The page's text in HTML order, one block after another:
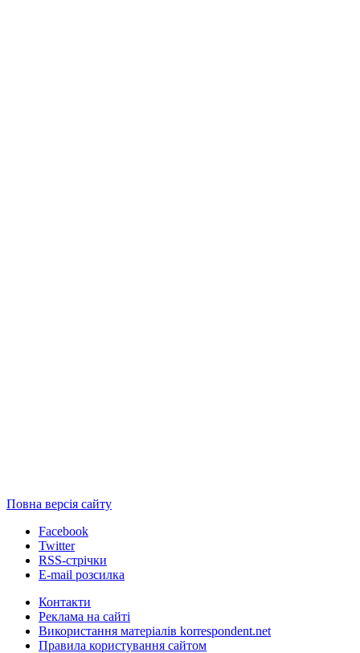
Повна версія сайту
Facebook
Twitter
RSS-стрічки
E-mail розсилка
Контакти
Реклама на сайті
Використання матеріалів korrespondent.net
Правила користування сайтом